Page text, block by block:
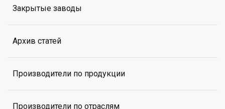
Закрытые заводы
Архив статей
Производители по продукции
Производители по отраслям